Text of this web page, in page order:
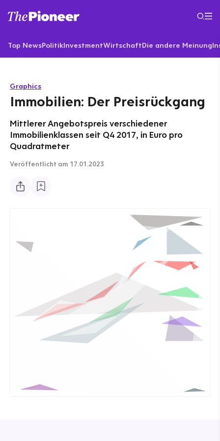
Top NewsPolitikInvestmentWirtschaftDie andere Meinung
Graphics
Immobilien: Der Preisrückgang
Mittlerer Angebotspreis verschiedener
Immobilienklassen seit Q4 2017, in Euro pro
Quadratmeter
Veröffentlicht am 17.01.2023